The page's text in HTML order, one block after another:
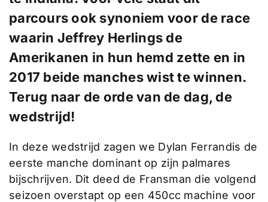
parcours ook synoniem voor de race
waarin Jeffrey Herlings de
Amerikanen in hun hemd zette en in
2017 beide manches wist te winnen.
Terug naar de orde van de dag, de
wedstrijd!
In deze wedstrijd zagen we Dylan Ferrandis de
eerste manche dominant op zijn palmares
bijschrijven. Dit deed de Fransman die volgend
seizoen overstapt op een 450cc machine voor